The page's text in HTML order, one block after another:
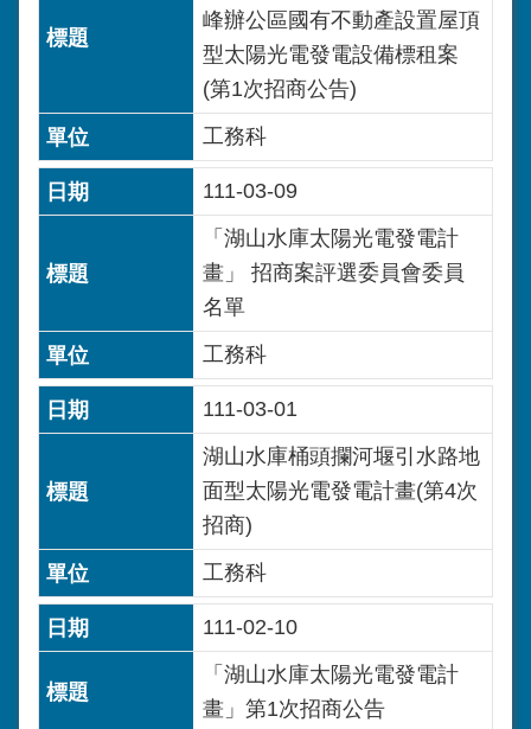
峰辦公區國有不動產設置屋頂
型太陽光電發電設備標租案
(第1次招商公告)
工務科
111-03-09
「湖山水庫太陽光電發電計
畫」 招商案評選委員會委員
名單
工務科
111-03-01
湖山水庫桶頭攔河堰引水路地
面型太陽光電發電計畫(第4次
招商)
工務科
111-02-10
「湖山水庫太陽光電發電計
畫」第1次招商公告